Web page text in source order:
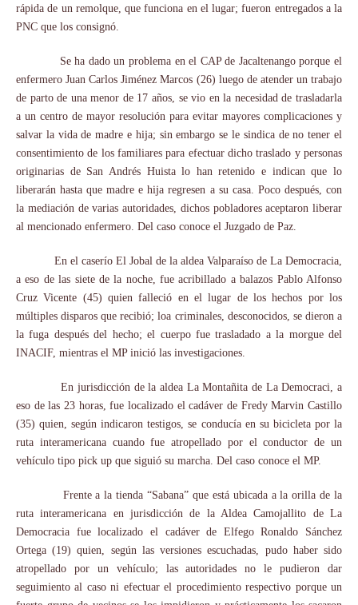
rápida de un remolque, que funciona en el lugar; fueron entregados a la
PNC que los consignó.
Se ha dado un problema en el CAP de Jacaltenango porque el
enfermero Juan Carlos Jiménez Marcos (26) luego de atender un trabajo
de parto de una menor de 17 años, se vio en la necesidad de trasladarla
a un centro de mayor resolución para evitar mayores complicaciones y
salvar la vida de madre e hija; sin embargo se le sindica de no tener el
consentimiento de los familiares para efectuar dicho traslado y personas
originarias de San Andrés Huista lo han retenido e indican que lo
liberarán hasta que madre e hija regresen a su casa. Poco después, con
la mediación de varias autoridades, dichos pobladores aceptaron liberar
al mencionado enfermero. Del caso conoce el Juzgado de Paz.
En el caserío El Jobal de la aldea Valparaíso de La Democracia,
a eso de las siete de la noche, fue acribillado a balazos Pablo Alfonso
Cruz Vicente (45) quien falleció en el lugar de los hechos por los
múltiples disparos que recibió; loa criminales, desconocidos, se dieron a
la fuga después del hecho; el cuerpo fue trasladado a la morgue del
INACIF, mientras el MP inició las investigaciones.
En jurisdicción de la aldea La Montañita de La Democraci, a
eso de las 23 horas, fue localizado el cadáver de Fredy Marvin Castillo
(35) quien, según indicaron testigos, se conducía en su bicicleta por la
ruta interamericana cuando fue atropellado por el conductor de un
vehículo tipo pick up que siguió su marcha. Del caso conoce el MP.
Frente a la tienda “Sabana” que está ubicada a la orilla de la
ruta interamericana en jurisdicción de la Aldea Camojallito de La
Democracia fue localizado el cadáver de Elfego Ronaldo Sánchez
Ortega (19) quien, según las versiones escuchadas, pudo haber sido
atropellado por un vehículo; las autoridades no le pudieron dar
seguimiento al caso ni efectuar el procedimiento respectivo porque un